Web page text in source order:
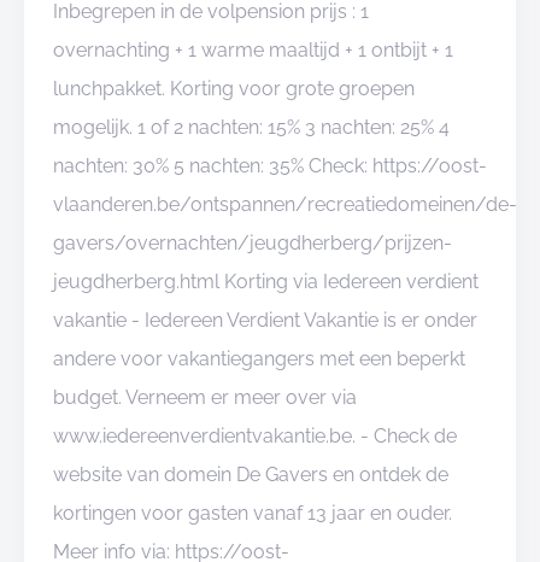
Inbegrepen in de volpension prijs : 1
overnachting + 1 warme maaltijd + 1 ontbijt + 1
lunchpakket. Korting voor grote groepen
mogelijk. 1 of 2 nachten: 15% 3 nachten: 25% 4
nachten: 30% 5 nachten: 35% Check: https://oost-
vlaanderen.be/ontspannen/recreatiedomeinen/de-
gavers/overnachten/jeugdherberg/prijzen-
jeugdherberg.html Korting via Iedereen verdient
vakantie - Iedereen Verdient Vakantie is er onder
andere voor vakantiegangers met een beperkt
budget. Verneem er meer over via
www.iedereenverdientvakantie.be. - Check de
website van domein De Gavers en ontdek de
kortingen voor gasten vanaf 13 jaar en ouder.
Meer info via: https://oost-